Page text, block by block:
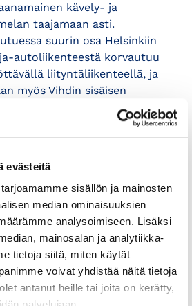
evästeitä
sisällön ja mainosten
median ominaisuuksien
analysoimiseen. Lisäksi
mainosalan ja analytiikka-
tietoja siitä, miten käytät
voivat yhdistää näitä tietoja
antanut heille tai joita on kerätty,
kävely- ja
taajamaan asti.
suurin osa Helsinkiin
autoliikenteestä korvautuu
liityntäliikenteellä, ja
myös Vihdin sisäisen
lähtö- ja päätepiste.
pitää hyvänä, että uutta
Samalla on
autoliikenteen
joukkoliikenne ei ole kaikille
ja tavara- ja huoltoliikenne
kumipyöriä.
olemaan merkittävässä
alkaessa. Oletettavaa on,